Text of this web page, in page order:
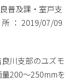
普及課・室戸支
所 ： 2019/07/09
川支部のユズモ
200～250mmを